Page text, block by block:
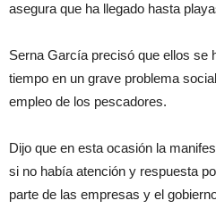
asegura que ha llegado hasta
Serna García precisó que ellos se
tiempo en un grave problema
empleo de los pescadores.
Dijo que en esta ocasión la
si no había atención y respuesta
parte de las empresas y el